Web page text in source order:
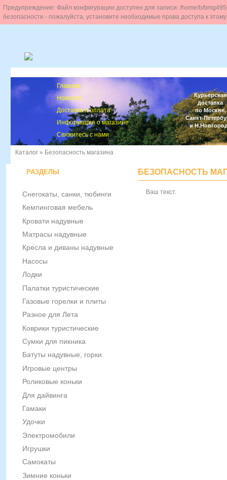
Предупреждение: Файл конфигурации доступен для записи: /home/b/
безопасности - пожалуйста, установите необходимые права доступа к
Главная
Новости
Доставка и оплата
Информация о магазине
Свяжитесь с нами
Курьерская
доставка
по Москве,
Санкт-
и
Каталог » Безопасность магазина
БЕЗОПАСНОСТЬ
Ваш текст.
РАЗДЕЛЫ
Снегокаты, санки, тюбинги
Кемпинговая мебель
Кровати надувные
Матрасы надувные
Кресла и диваны надувные
Насосы
Лодки
Палатки туристические
Газовые горелки и плиты
Разное для Лета
Коврики туристические
Сумки для пикника
Батуты надувные, горки.
Игровые центры
Роликовые коньки
Для дайвинга
Гамаки
Удочки
Электромобили
Игрушки
Самокаты
Зимние коньки